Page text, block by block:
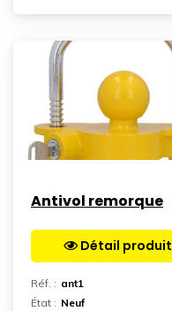
Antivol remorque
Détail produit
Réf. : ant1
État : Neuf